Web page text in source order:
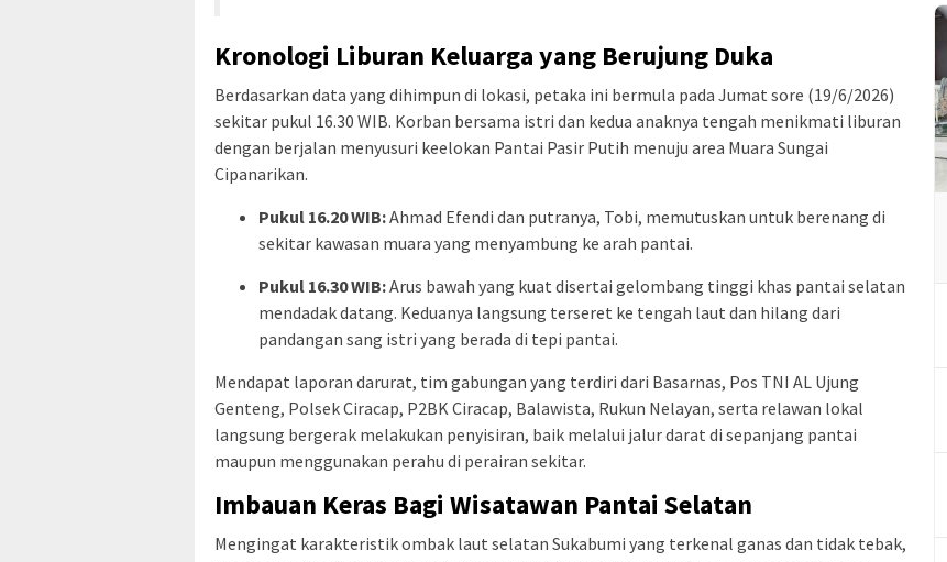
Kronologi Liburan Keluarga yang Berujung Duka
Berdasarkan data yang dihimpun di lokasi, petaka ini bermula pada Jumat sore (19/6/2026)
sekitar pukul 16.30 WIB. Korban bersama istri dan kedua anaknya tengah menikmati liburan
dengan berjalan menyusuri keelokan Pantai Pasir Putih menuju area Muara Sungai
Cipanarikan.
Pukul 16.20 WIB:Ahmad Efendi dan putranya, Tobi, memutuskan untuk berenang di
sekitar kawasan muara yang menyambung ke arah pantai.
Pukul 16.30 WIB:Arus bawah yang kuat disertai gelombang tinggi khas pantai selatan
mendadak datang. Keduanya langsung terseret ke tengah laut dan hilang dari
pandangan sang istri yang berada di tepi pantai.
Mendapat laporan darurat, tim gabungan yang terdiri dari Basarnas, Pos TNI AL Ujung
Genteng, Polsek Ciracap, P2BK Ciracap, Balawista, Rukun Nelayan, serta relawan lokal
langsung bergerak melakukan penyisiran, baik melalui jalur darat di sepanjang pantai
maupun menggunakan perahu di perairan sekitar.
Imbauan Keras Bagi Wisatawan Pantai Selatan
Mengingat karakteristik ombak laut selatan Sukabumi yang terkenal ganas dan tidak tebak,